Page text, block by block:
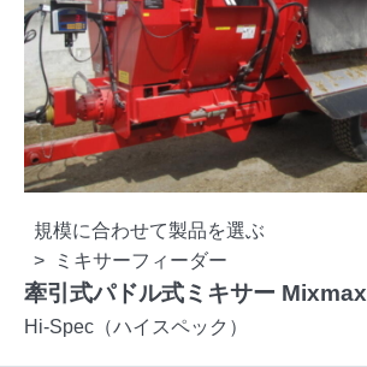
規模に合わせて製品を選ぶ
ミキサーフィーダー
牽引式パドル式ミキサー Mixmax
Hi-Spec（ハイスペック）